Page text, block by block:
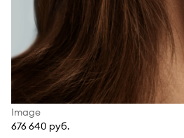
Image
676 640 руб.